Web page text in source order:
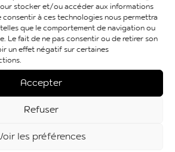
stocker et/ou accéder aux informations
consentir à ces technologies nous permettra
que le comportement de navigation ou
Le fait de ne pas consentir ou de retirer son
un effet négatif sur certaines
Accepter
Refuser
les préférences